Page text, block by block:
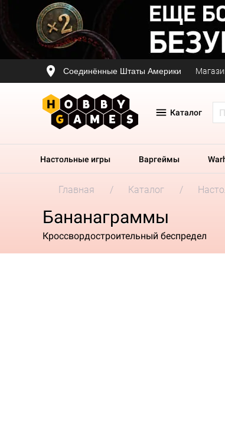
Соединённые Штаты Америки
Каталог
Настольные игры Варгеймы
Главная Каталог
Бананаграммы
Кроссвордостроительный беспредел